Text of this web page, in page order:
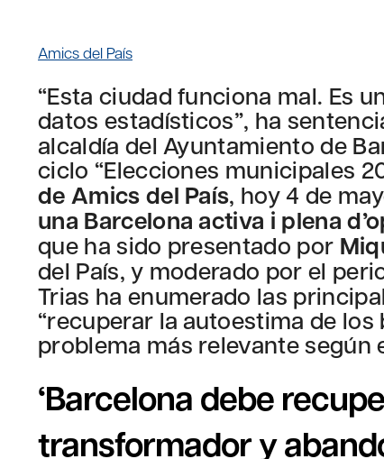
Amics del País
“Esta ciudad funciona mal. Es
datos estadísticos”, ha
alcaldía del Ayuntamiento de
ciclo “Elecciones municipales
de Amics del País, hoy 4 de
una Barcelona activa i plena
que ha sido presentado por
del País, y moderado por el
Trias ha enumerado las
“recuperar la autoestima de
problema más relevante según
‘Barcelona debe
transformador y